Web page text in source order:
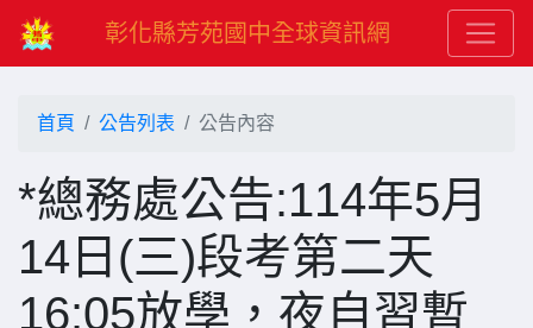
彰化縣芳苑國中全球資訊網
首頁 公告列表 公告內容
*總務處公告:114年5月
14日(三)段考第二天
16:05放學，夜自習暫